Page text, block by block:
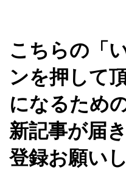
こちらの「
ンを押して
になるため
新記事が届
登録お願いし